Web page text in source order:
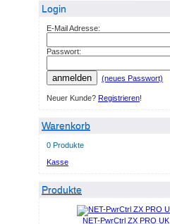
Login
E-Mail Adresse:
Passwort:
anmelden (neues Passwort)
Neuer Kunde? Registrieren!
Warenkorb
0 Produkte
Kasse
Produkte
NET-PwrCtrl ZX PRO UK